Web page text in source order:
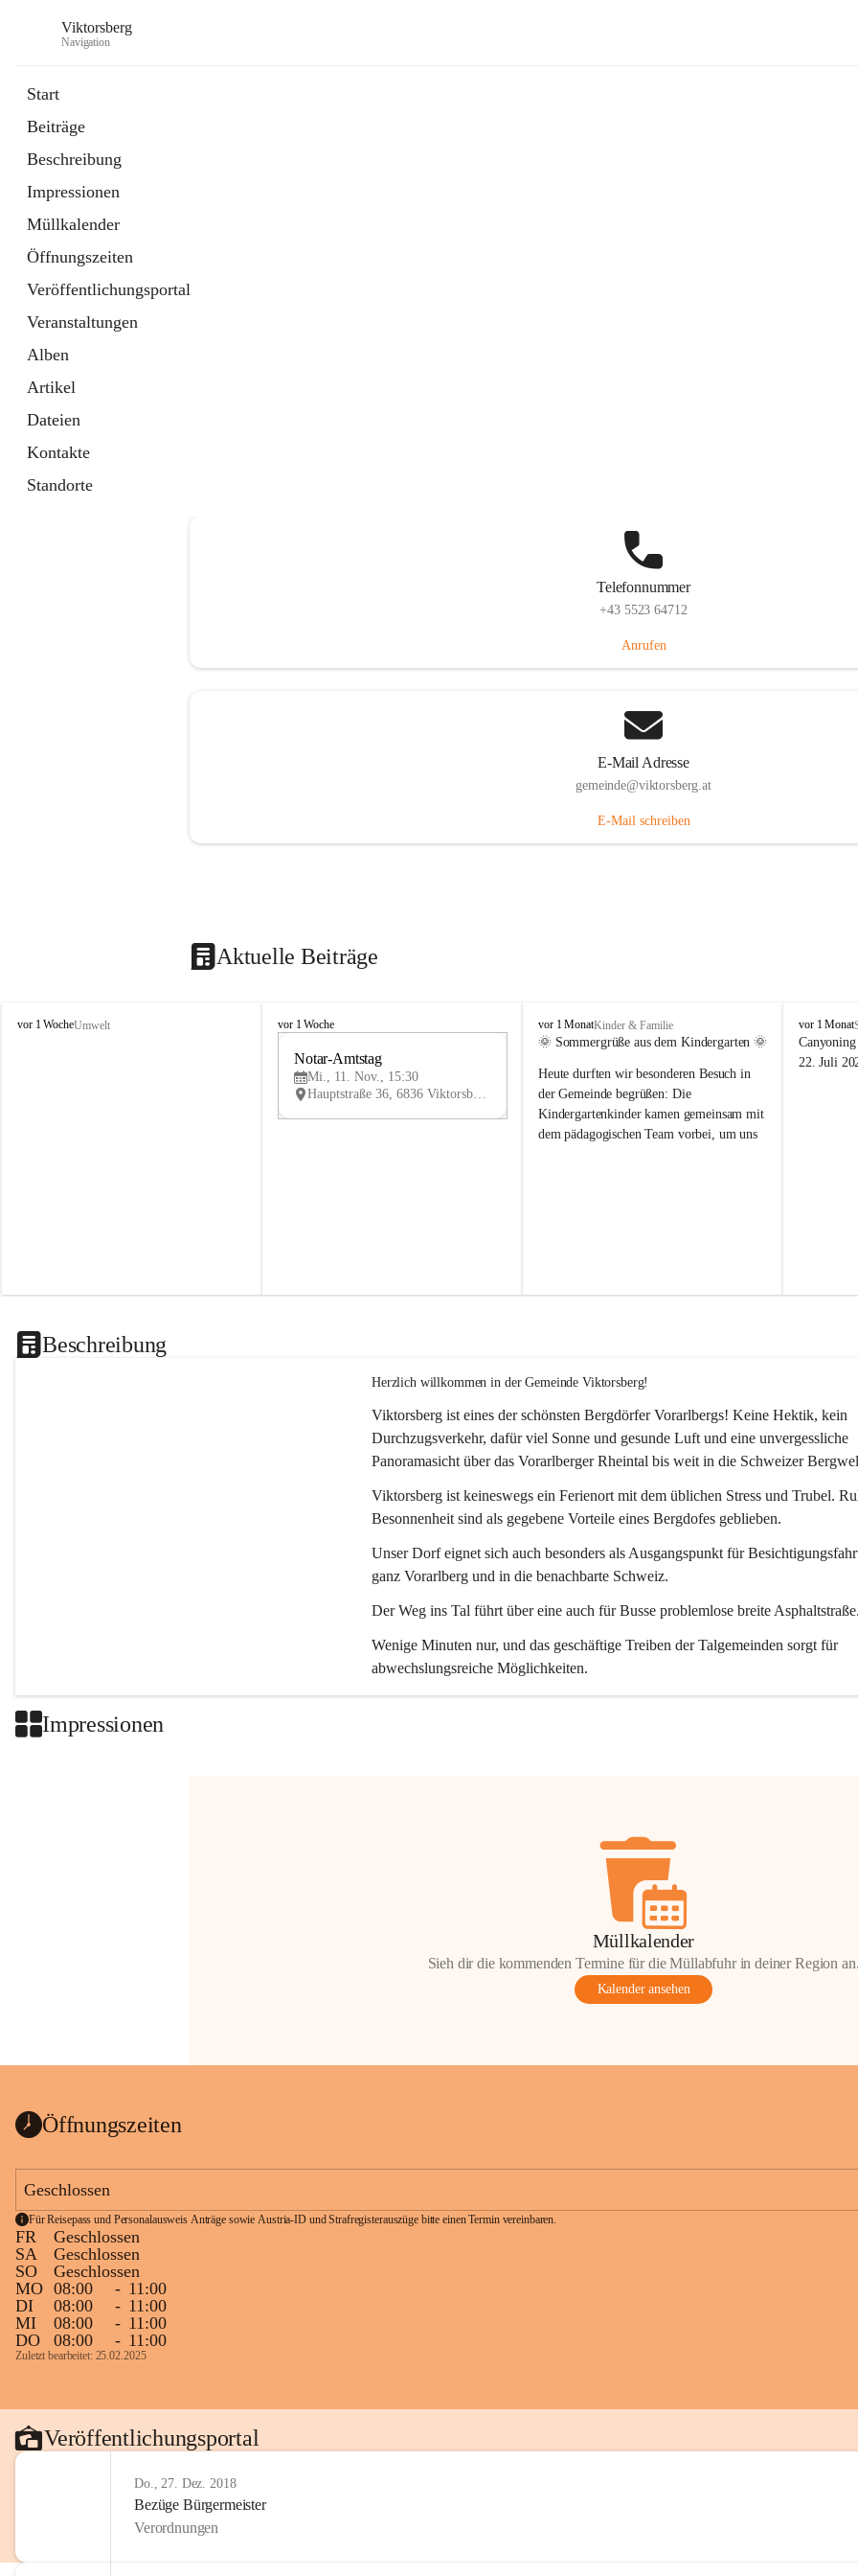
Viktorsberg
Navigation
Start
Beiträge
Beschreibung
Impressionen
Müllkalender
Öffnungszeiten
Veröffentlichungsportal
Veranstaltungen
Alben
Artikel
Dateien
Kontakte
Standorte
Telefonnummer
+43 5523 64712
Anrufen
E-Mail Adresse
gemeinde@viktorsberg.at
E-Mail schreiben
Aktuelle Beiträge
V
vor 1 WocheUmwelt
V
vor 1 Woche
V
Notar-Amtstag
Mi., 11. Nov., 15:30
Hauptstraße 36, 6836 Viktorsberg, AUT
V
i
t
o
r
s
vor 1 MonatKinder & Familie
🌞 Sommergrüße aus dem Kindergarten 🌞
Heute durften wir besonderen Besuch in
der Gemeinde begrüßen: Die
Kindergartenkinder kamen gemeinsam mit
dem pädagogischen Team vorbei, um uns
V
i
k
vor 1 Monat
22. Juli
Beschreibung
Herzlich willkommen in der Gemeinde Viktorsberg!
Viktorsberg ist eines der schönsten Bergdörfer Vorarlbergs! Keine Hektik, kein
Durchzugsverkehr, dafür viel Sonne und gesunde Luft und eine unvergessliche
Panoramasicht über das Vorarlberger Rheintal bis weit in die Schweizer
Viktorsberg ist keineswegs ein Ferienort mit dem üblichen Stress und Trubel.
Besonnenheit sind als gegebene Vorteile eines Bergdofes geblieben.
Unser Dorf eignet sich auch besonders als Ausgangspunkt für
ganz Vorarlberg und in die benachbarte Schweiz.
Der Weg ins Tal führt über eine auch für Busse problemlose breite
Wenige Minuten nur, und das geschäftige Treiben der Talgemeinden sorgt für
abwechslungsreiche Möglichkeiten.
Impressionen
Müllkalender
Sieh dir die kommenden Termine für die Müllabfuhr in deiner Region
Kalender ansehen
Öffnungszeiten
Geschlossen
Für Reisepass und Personalausweis Anträge sowie Austria-ID und Strafregisterauszüge bitte einen Termin vereinbaren.
FR
Geschlossen
SA
Geschlossen
SO
Geschlossen
MO 08:00 - 11:00
DI
08:00 - 11:00
MI
08:00 - 11:00
DO
08:00 - 11:00
Zuletzt bearbeitet: 25.02.2025
Veröffentlichungsportal
Do., 27. Dez. 2018
Bezüge Bürgermeister
Verordnungen